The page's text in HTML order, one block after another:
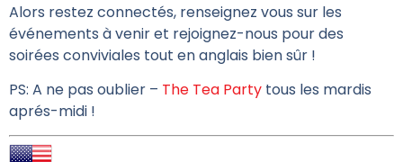
Alors restez connectés, renseignez vous sur les
événements à venir et rejoignez-nous pour des
soirées conviviales tout en anglais bien sûr !
PS: A ne pas oublier – The Tea Party tous les mardis
aprés-midi !